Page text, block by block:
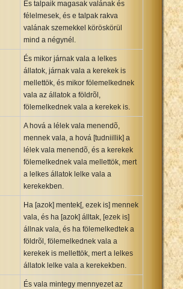
És talpaik magasak valának és
félelmesek, és e talpak rakva
valának szemekkel köröskörül
mind a négynél.
És mikor járnak vala a lelkes
állatok, járnak vala a kerekek is
mellettök, és mikor fölemelkednek
vala az állatok a földrõl,
fölemelkednek vala a kerekek is.
A hová a lélek vala menendõ,
mennek vala, a hová [tudniillik] a
lélek vala menendõ, és a kerekek
fölemelkednek vala mellettök, mert
a lelkes állatok lelke vala a
kerekekben.
Ha [azok] mentek[, ezek is] mennek
vala, és ha [azok] álltak, [ezek is]
állnak vala, és ha fölemelkedtek a
földrõl, fölemelkednek vala a
kerekek is mellettök, mert a lelkes
állatok lelke vala a kerekekben.
És vala mintegy mennyezet az